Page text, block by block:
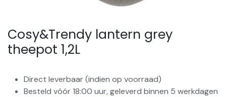
Cosy&Trendy lantern grey
theepot 1,2L
Direct leverbaar (indien op voorraad)
Besteld vóór 18:00 uur, geleverd binnen 5 werkdagen